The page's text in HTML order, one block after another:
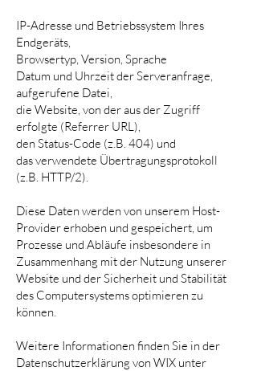
IP-Adresse und Betriebssystem Ihres
Endgeräts,
Browsertyp, Version, Sprache
Datum und Uhrzeit der Serveranfrage,
aufgerufene Datei,
die Website, von der aus der Zugriff
erfolgte (Referrer URL),
den Status-Code (z.B. 404) und
das verwendete Übertragungsprotokoll
(z.B. HTTP/2).
Diese Daten werden von unserem Host-
Provider erhoben und gespeichert, um
Prozesse und Abläufe insbesondere in
Zusammenhang mit der Nutzung unserer
Website und der Sicherheit und Stabilität
des Computersystems optimieren zu
können.
Weitere Informationen finden Sie in der
Datenschutzerklärung von WIX unter